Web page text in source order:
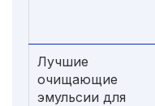
Лучшие
очищающие
эмульсии для